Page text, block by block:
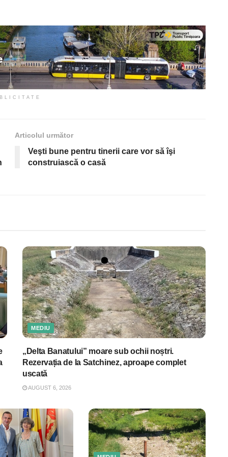
Articolul următor
Veşti bune pentru tinerii care vor să îşi
construiască o casă
MEDIU
„Delta Banatului” moare sub ochii noștri.
Rezervația de la Satchinez, aproape complet
uscată
AUGUST 6, 2026